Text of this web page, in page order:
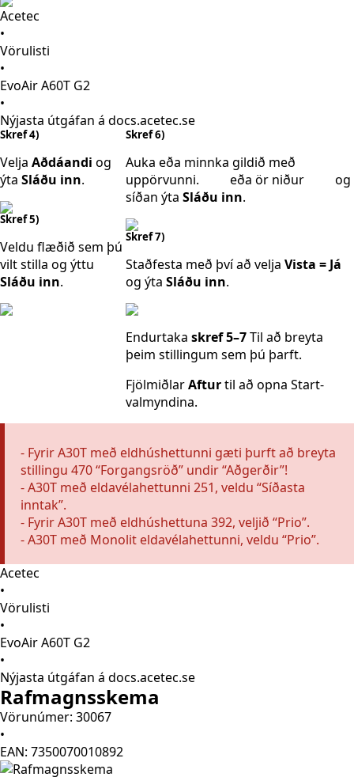
Acetec
•
Vörulisti
•
EvoAir A60T G2
•
Nýjasta útgáfan á docs.acetec.se
Skref 4)
Velja Aðdáandi og
ýta Sláðu inn.
Skref 5)
Veldu flæðið sem þú
vilt stilla og ýttu
Sláðu inn.
Skref 6)
Auka eða minnka gildið með
uppörvunni.
eða ör niður
og
síðan ýta Sláðu inn.
Skref 7)
Staðfesta með því að velja Vista = Já
og ýta Sláðu inn.
Endurtaka skref 5–7Til að breyta
þeim stillingum sem þú þarft.
FjölmiðlarAfturtil að opna Start-
valmyndina.
- Fyrir A30T með eldhúshettunni gæti þurft að breyta
stillingu 470 “Forgangsröð” undir “Aðgerðir”!
- A30T með eldavélahettunni 251, veldu “Síðasta
inntak”.
- Fyrir A30T með eldhúshettuna 392, veljið “Prio”.
- A30T með Monolit eldavélahettunni, veldu “Prio”.
Acetec
•
Vörulisti
•
EvoAir A60T G2
•
Nýjasta útgáfan á docs.acetec.se
Rafmagnsskema
Vörunúmer: 30067
•
EAN: 7350070010892